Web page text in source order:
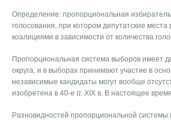
Определение: пропорциональная
голосования, при котором депутатские
коалициями в зависимости от количества
Пропорциональная система выборов имеет
округа, и в выборах принимают участие в
независимые кандидаты могут вообще
изобретена в 40-е гг. XIX в. В настоящее
Разновидностей пропорциональной